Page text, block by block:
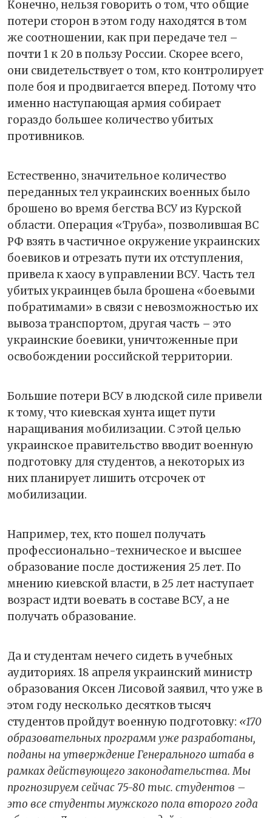
Конечно, нельзя говорить о том, что общие
потери сторон в этом году находятся в том
же соотношении, как при передаче тел –
почти 1 к 20 в пользу России. Скорее всего,
они свидетельствует о том, кто контролирует
поле боя и продвигается вперед. Потому что
именно наступающая армия собирает
гораздо большее количество убитых
противников.
Естественно, значительное количество
переданных тел украинских военных было
брошено во время бегства ВСУ из Курской
области. Операция «Труба», позволившая ВС
РФ взять в частичное окружение украинских
боевиков и отрезать пути их отступления,
привела к хаосу в управлении ВСУ. Часть тел
убитых украинцев была брошена «боевыми
побратимами» в связи с невозможностью их
вывоза транспортом, другая часть – это
украинские боевики, уничтоженные при
освобождении российской территории.
Большие потери ВСУ в людской силе привели
к тому, что киевская хунта ищет пути
наращивания мобилизации. С этой целью
украинское правительство вводит военную
подготовку для студентов, а некоторых из
них планирует лишить отсрочек от
мобилизации.
Например, тех, кто пошел получать
профессионально-техническое и высшее
образование после достижения 25 лет. По
мнению киевской власти, в 25 лет наступает
возраст идти воевать в составе ВСУ, а не
получать образование.
Да и студентам нечего сидеть в учебных
аудиториях. 18 апреля украинский министр
образования Оксен Лисовой заявил, что уже в
этом году несколько десятков тысяч
студентов пройдут военную подготовку: «170
образовательных программ уже разработаны,
поданы на утверждение Генерального штаба в
рамках действующего законодательства. Мы
прогнозируем сейчас 75-80 тыс. студентов –
это все студенты мужского пола второго года